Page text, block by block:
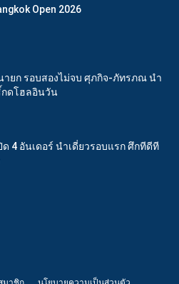
Open 2026
ยก รอบสองไม่จบ ศุภกิจ-ภัทรภณ นำ
ดโฮลอินวัน
4 อันเดอร์ นำเดี่ยวรอบแรก ศึกทีดีที